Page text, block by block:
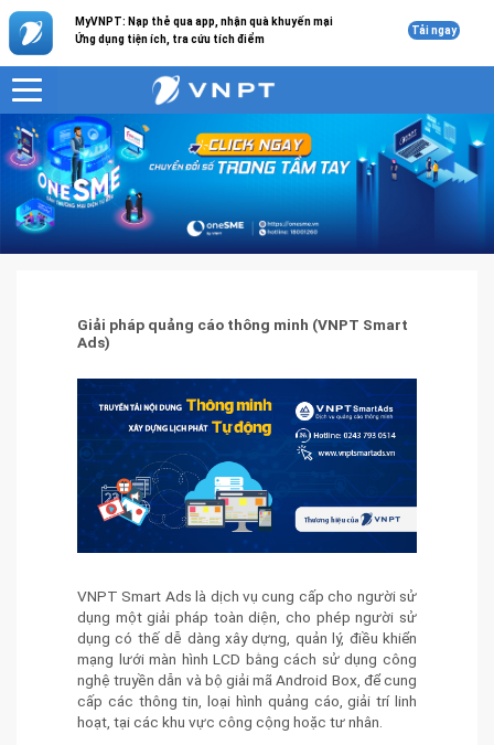
MyVNPT: Nạp thẻ qua app, nhận quà khuyến mại
Ứng dụng tiện ích, tra cứu tích điểm
Tải ngay
VNPT
Giải pháp công nghệ thông tin
Giải pháp quảng cáo thông minh (VNPT Smart Ads)
Giải pháp quảng cáo thông minh (VNPT Smart
Ads)
VNPT Smart Ads là dịch vụ cung cấp cho người sử
dụng một giải pháp toàn diện, cho phép người sử
dụng có thế dễ dàng xây dựng, quản lý, điều khiển
mạng lưới màn hình LCD bằng cách sử dụng công
nghệ truyền dẫn và bộ giải mã Android Box, để cung
cấp các thông tin, loại hình quảng cáo, giải trí linh
hoạt, tại các khu vực công cộng hoặc tư nhân.